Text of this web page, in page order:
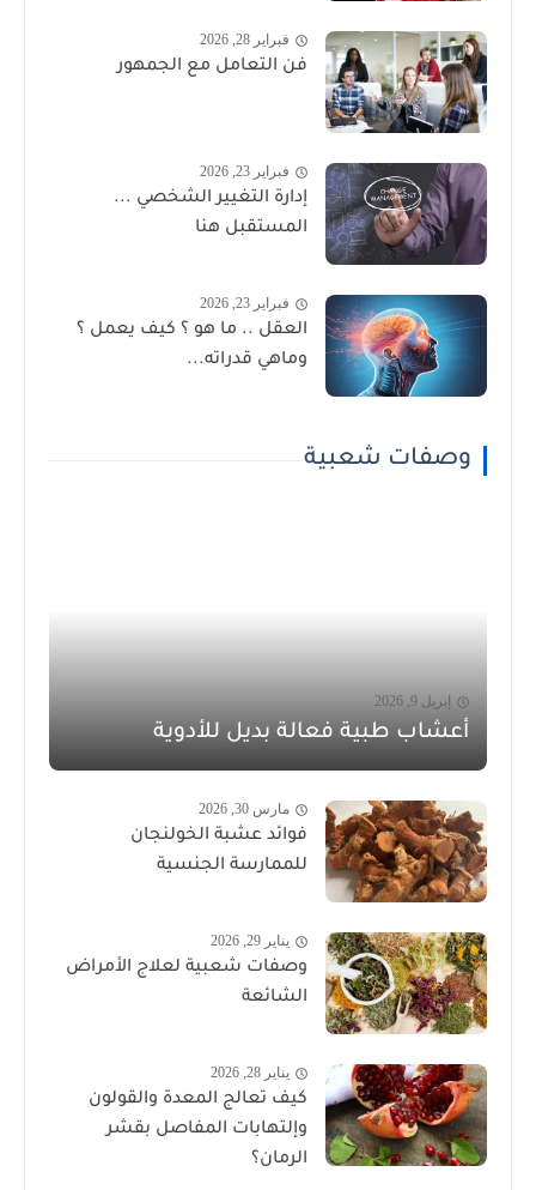
فبراير 28, 2026
فن التعامل مع الجمهور
فبراير 23, 2026
إدارة التغيير الشخصي ...
المستقبل هنا
فبراير 23, 2026
العقل .. ما هو ؟ كيف يعمل ؟
وماهي قدراته...
وصفات شعبية
إبريل 9, 2026
أعشاب طبية فعالة بديل للأدوية
مارس 30, 2026
فوائد عشبة الخولنجان
للممارسة الجنسية
يناير 29, 2026
وصفات شعبية لعلاج الأمراض
الشائعة
يناير 28, 2026
كيف تعالج المعدة والقولون
وإلتهابات المفاصل بقشر
الرمان؟